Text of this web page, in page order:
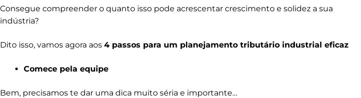
Consegue compreender o quanto isso pode acrescentar crescimento e solidez a sua
indústria?
Dito isso, vamos agora aos 4 passos para um planejamento tributário industrial eficaz
Comece pela equipe
Bem, precisamos te dar uma dica muito séria e importante…